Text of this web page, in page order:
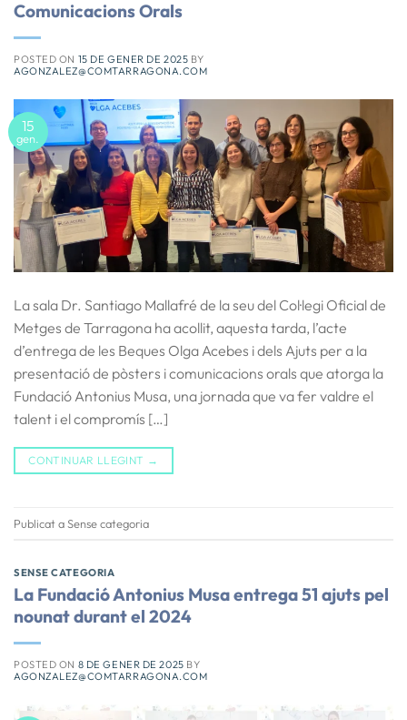
Comunicacions Orals
POSTED ON 15 DE GENER DE 2025 BY
AGONZALEZ@COMTARRAGONA.COM
15
gen.
La sala Dr. Santiago Mallafré de la seu del Col·legi Oficial de
Metges de Tarragona ha acollit, aquesta tarda, l’acte
d’entrega de les Beques Olga Acebes i dels Ajuts per a la
presentació de pòsters i comunicacions orals que atorga la
Fundació Antonius Musa, una jornada que va fer valdre el
talent i el compromís […]
CONTINUAR LLEGINT →
Publicat a Sense categoria
SENSE CATEGORIA
La Fundació Antonius Musa entrega 51 ajuts pel
nounat durant el 2024
POSTED ON 8 DE GENER DE 2025 BY
AGONZALEZ@COMTARRAGONA.COM